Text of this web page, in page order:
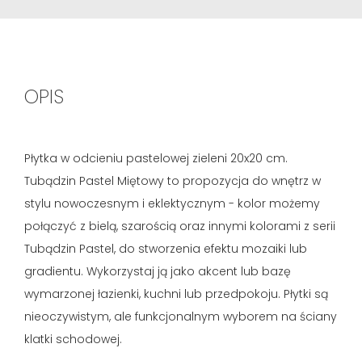
OPIS
Płytka w odcieniu pastelowej zieleni 20x20 cm.
Tubądzin Pastel Miętowy to propozycja do wnętrz w
stylu nowoczesnym i eklektycznym - kolor możemy
połączyć z bielą, szarością oraz innymi kolorami z serii
Tubądzin Pastel, do stworzenia efektu mozaiki lub
gradientu. Wykorzystaj ją jako akcent lub bazę
wymarzonej łazienki, kuchni lub przedpokoju. Płytki są
nieoczywistym, ale funkcjonalnym wyborem na ściany
klatki schodowej.